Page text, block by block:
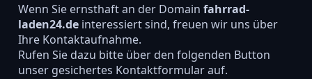
Wenn Sie ernsthaft an der Domain fahrrad-
laden24.deinteressiert sind, freuen wir uns über
Ihre Kontaktaufnahme.
Rufen Sie dazu bitte über den folgenden Button
unser gesichertes Kontaktformular auf.